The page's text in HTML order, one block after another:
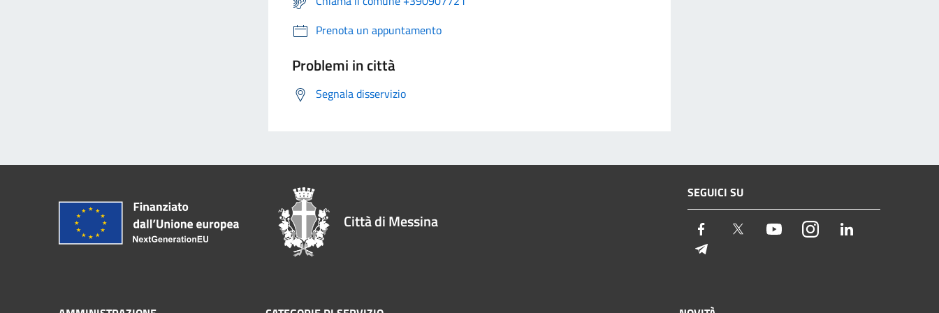
Prenota un appuntamento
Problemi in città
Segnala disservizio
Città di Messina
SEGUICI SU
Facebook Twitter YoutubeInstagram